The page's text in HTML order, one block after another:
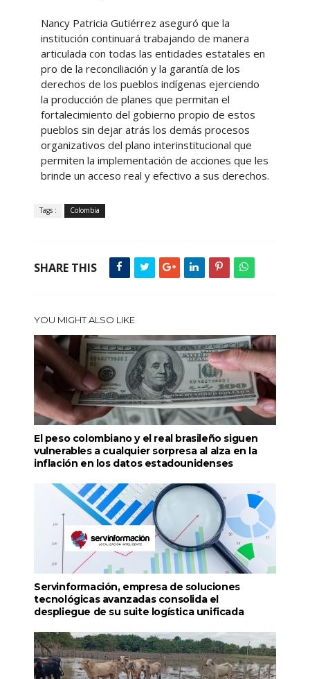
Nancy Patricia Gutiérrez aseguró que la
institución continuará trabajando de manera
articulada con todas las entidades estatales en
pro de la reconciliación y la garantía de los
derechos de los pueblos indígenas ejerciendo
la producción de planes que permitan el
fortalecimiento del gobierno propio de estos
pueblos sin dejar atrás los demás procesos
organizativos del plano interinstitucional que
permiten la implementación de acciones que les
brinde un acceso real y efectivo a sus derechos.
Tags : Colombia
SHARE THIS
YOU MIGHT ALSO LIKE
El peso colombiano y el real brasileño siguen
vulnerables a cualquier sorpresa al alza en la
inflación en los datos estadounidenses
Servinformación, empresa de soluciones
tecnológicas avanzadas consolida el
despliegue de su suite logística unificada